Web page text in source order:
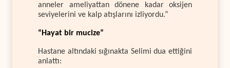
anneler ameliyattan dönene kadar oksijen
seviyelerini ve kalp atışlarını izliyordu.”
“Hayat bir mucize”
Hastane altındaki sığınakta Selimi dua ettiğini
anlattı: